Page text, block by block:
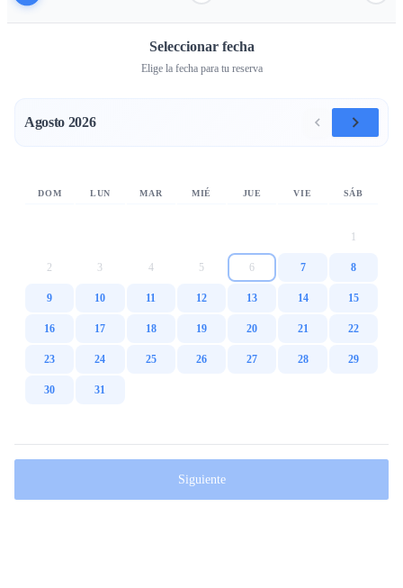
Seleccionar fecha
Elige la fecha para tu reserva
Agosto 2026
DOM LUN MAR MIÉ JUE VIE SÁB
1
2 3 4 5 6 7 8
9 10 11 12 13 14 15
16 17 18 19 20 21 22
23 24 25 26 27 28 29
30 31
Siguiente